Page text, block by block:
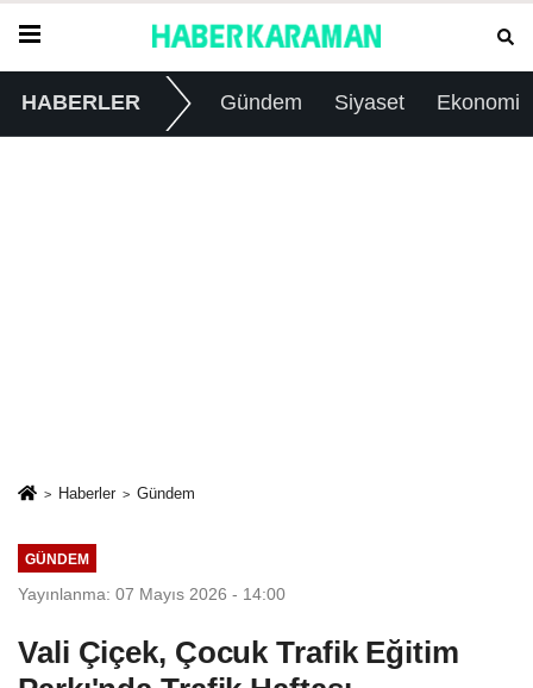
HABERLER Gündem Siyaset Ekonomi
Haberler Gündem
GÜNDEM
Yayınlanma: 07 Mayıs 2026 - 14:00
Vali Çiçek, Çocuk Trafik Eğitim